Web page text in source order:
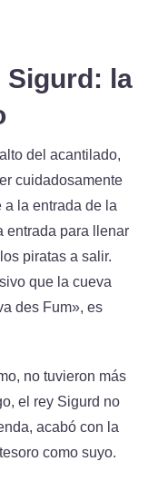
Sigurd: la
del acantilado,
cuidadosamente
a la entrada de la
entrada para llenar
piratas a salir.
que la cueva
des Fum», es
no tuvieron más
el rey Sigurd no
acabó con la
como suyo.